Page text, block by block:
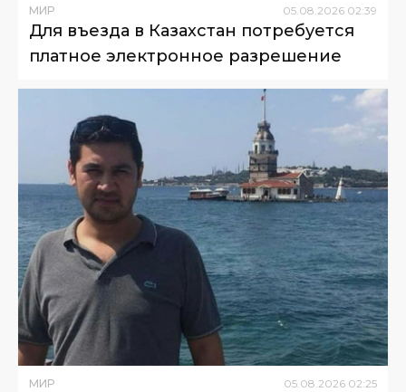
МИР 05.08.2026 02:39
Для въезда в Казахстан потребуется
платное электронное разрешение
МИР 05.08.2026 02:25